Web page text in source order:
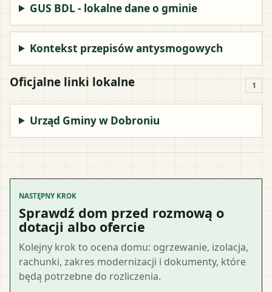
GUS BDL - lokalne dane o gminie
Kontekst przepisów antysmogowych
Oficjalne linki lokalne 1
Urząd Gminy w Dobroniu
NASTĘPNY KROK
Sprawdź dom przed rozmową o
dotacji albo ofercie
Kolejny krok to ocena domu: ogrzewanie, izolacja,
rachunki, zakres modernizacji i dokumenty, które
będą potrzebne do rozliczenia.